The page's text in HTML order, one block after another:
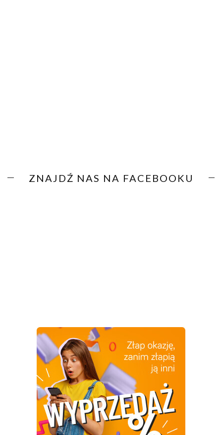
ZNAJDŹ NAS NA FACEBOOKU